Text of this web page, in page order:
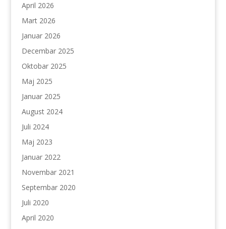
April 2026
Mart 2026
Januar 2026
Decembar 2025
Oktobar 2025
Maj 2025
Januar 2025
August 2024
Juli 2024
Maj 2023
Januar 2022
Novembar 2021
Septembar 2020
Juli 2020
April 2020